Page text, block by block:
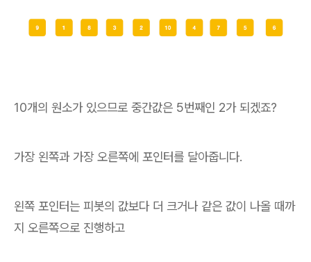
10개의 원소가 있으므로 중간값은 5번째인 2가 되겠죠?
가장 왼쪽과 가장 오른쪽에 포인터를 달아줍니다.
왼쪽 포인터는 피봇의 값보다 더 크거나 같은 값이 나올 때까
지 오른쪽으로 진행하고